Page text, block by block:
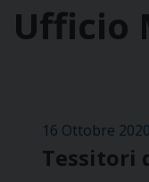
Ufficio
16 Ottobre 2020
Tessitori